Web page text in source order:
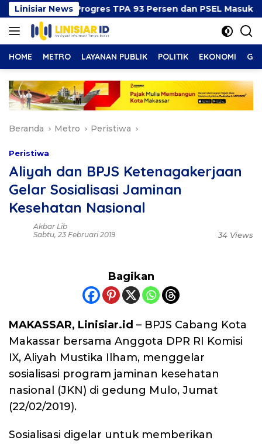
Langsung
ke
konten
Linisiar News
Progres TPA 93 Persen dan PSEL Masuk
HOME METRO LAYANAN PUBLIK POLITIK EKONOMI
Beranda Metro Peristiwa
Peristiwa
Aliyah dan BPJS Ketenagakerjaan
Gelar Sosialisasi Jaminan
Kesehatan Nasional
Akbar Lib
Sabtu, 23 Februari 2019
34 Views
Bagikan
MAKASSAR, Linisiar.id – BPJS Cabang Kota
Makassar bersama Anggota DPR RI Komisi
IX, Aliyah Mustika Ilham, menggelar
sosialisasi program jaminan kesehatan
nasional (JKN) di gedung Mulo, Jumat
(22/02/2019).
Sosialisasi digelar untuk memberikan